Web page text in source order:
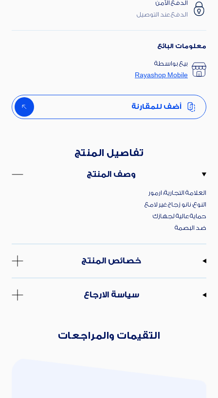
الدفع الآمن
الدفع عند التوصيل
معلومات البائع
بيع بواسطة
Rayashop Mobile
أضف للمقارنة
تفاصيل المنتج
وصف المنتج
العلامة التجارية: ارمور
النوع: نانو زجاج غير لامع
حماية عالية لجهازك
ضد البصمة
خصائص المنتج
سياسة الارجاع
التقيمات والمراجعات